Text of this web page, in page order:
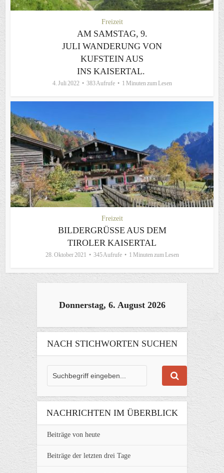
Freizeit
AM SAMSTAG, 9.
JULI WANDERUNG VON
KUFSTEIN AUS
INS KAISERTAL.
4. Juli 2022 383 Aufrufe 1 Minuten zum Lesen
Freizeit
BILDERGRÜSSE AUS DEM T
IROLER KAISERTAL
28. Oktober 2021 345 Aufrufe 1 Minuten zum Lesen
Donnerstag, 6. August 2026
NACH STICHWORTEN SUCHEN
NACHRICHTEN IM ÜBERBLICK
Beiträge von heute
Beiträge der letzten drei Tage